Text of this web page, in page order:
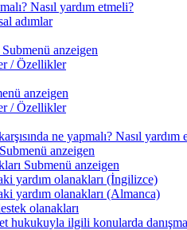
Nasıl yardım etmeli?
adımlar
Submenü anzeigen
/ Özellikler
anzeigen
/ Özellikler
ne yapmalı? Nasıl yardım
Submenü anzeigen
Submenü anzeigen
yardım olanakları (İngilizce)
yardım olanakları (Almanca)
olanakları
hukukuyla ilgili konularda danışma